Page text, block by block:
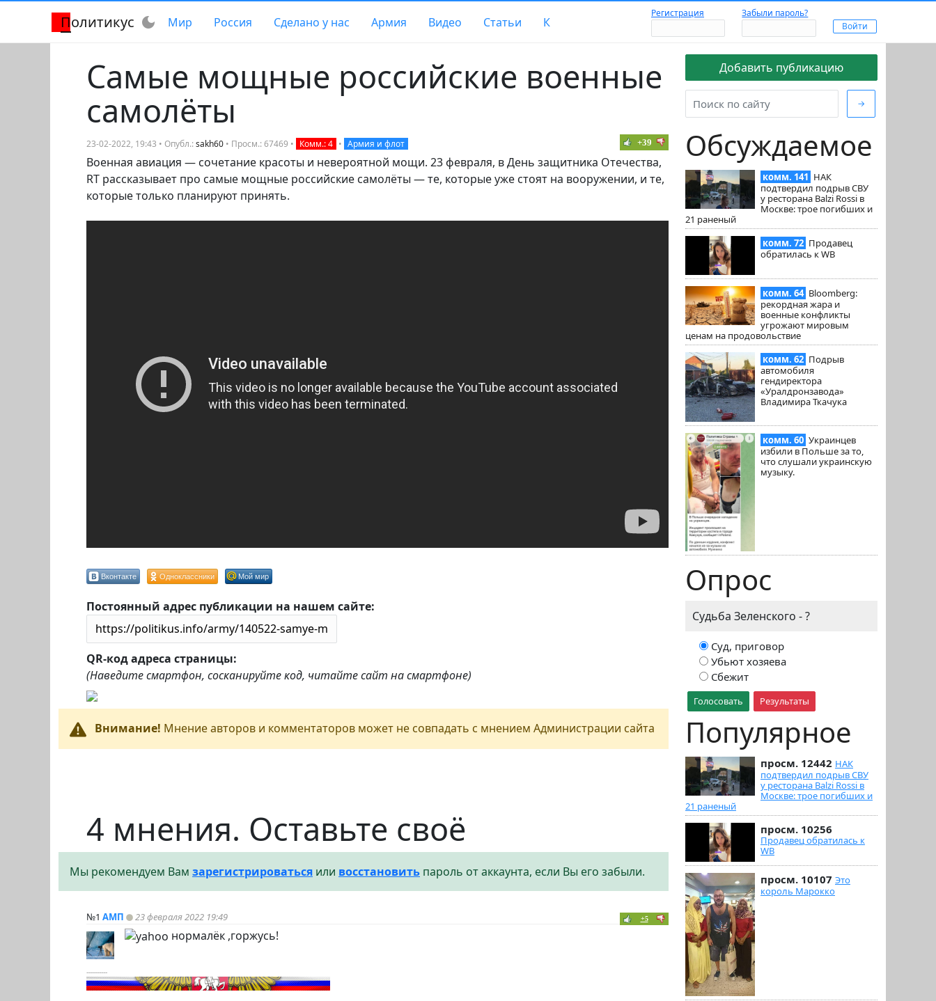
Политикус dark_mode Мир Россия Сделано у нас Армия Видео Статьи К
Регистрация Забыли пароль?
Добавить публикацию
→
Обсуждаемое
комм. 141 НАК
подтвердил подрыв СВУ
у ресторана Balzi Rossi в
Москве: трое погибших и
21 раненый
комм. 72 Продавец
обратилась к WB
комм. 64 Bloomberg:
рекордная жара и
военные конфликты
угрожают мировым
ценам на продовольствие
комм. 62 Подрыв
автомобиля
гендиректора
«Уралдронзавода»
Владимира Ткачука
комм. 60 Украинцев
избили в Польше за то,
что слушали украинскую
музыку.
Опрос
Судьба Зеленского - ?
Суд, приговор
Убьют хозяева
Сбежит
Голосовать Результаты
Популярное
просм. 12442 НАК
подтвердил подрыв СВУ
у ресторана Balzi Rossi в
Москве: трое погибших и
21 раненый
просм. 10256
Продавец обратилась к
WB
просм. 10107 Это
король Марокко
Самые мощные российские военные
самолёты
23-02-2022, 19:43 • Опубл.:sakh60 • Просм.: 67469 • Комм.: 4 • Армия и флот +39
Военная авиация — сочетание красоты и невероятной мощи. 23 февраля, в День защитника Отечества,
RT рассказывает про самые мощные российские самолёты — те, которые уже стоят на вооружении, и те,
которые только планируют принять.
Вконтакте Одноклассники Мой мир
Постоянный адрес публикации на нашем сайте:
QR-код адреса страницы:
(Наведите смартфон, сосканируйте код, читайте сайт на смартфоне)
Внимание! Мнение авторов и комментаторов может не совпадать с мнением Администрации сайта
4 мнения. Оставьте своё
Мы рекомендуем Вам зарегистрироваться или восстановить пароль от аккаунта, если Вы его забыли.
№1 АМП 23 февраля 2022 19:49 +5
нормалёк ,горжусь!
----------